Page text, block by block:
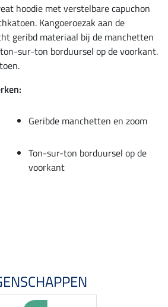
hoodie met verstelbare capuchon
Kangoeroezak aan de
geribd materiaal bij de manchetten
sur-ton borduursel op de voorkant.
Geribde manchetten en zoom
Ton-sur-ton borduursel op de
voorkant